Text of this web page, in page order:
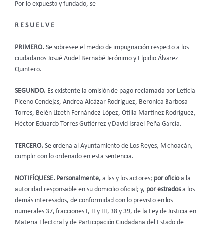
Por lo expuesto y fundado, se
R E S U E L V E
PRIMERO. Se sobresee el medio de impugnación respecto a los
ciudadanos Josué Audel Bernabé Jerónimo y Elpidio Álvarez
Quintero.
SEGUNDO. Es existente la omisión de pago reclamada por Leticia
Piceno Cendejas, Andrea Alcázar Rodríguez, Beronica Barbosa
Torres, Belén Lizeth Fernández López, Otilia Martínez Rodríguez,
Héctor Eduardo Torres Gutiérrez y David Israel Peña García.
TERCERO. Se ordena al Ayuntamiento de Los Reyes, Michoacán,
cumplir con lo ordenado en esta sentencia.
NOTIFÍQUESE. Personalmente, a las y los actores; por oficioa la
autoridad responsable en su domicilio oficial; y, por estradosa los
demás interesados, de conformidad con lo previsto en los
numerales 37, fracciones I, II y III, 38 y 39, de la Ley de Justicia en
Materia Electoral y de Participación Ciudadana del Estado de